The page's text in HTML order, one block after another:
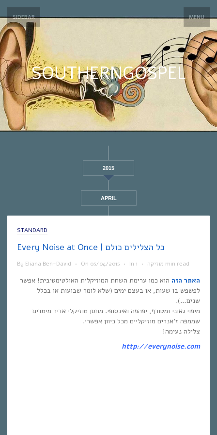
SIDEBAR MENU
SOUTHERNGOSPEL
2015
APRIL
STANDARD
Every Noise at Once | כל הצלילים כולם
By Eliana Ben-David • On 05/04/2015 • In מוזיקה • 1 min read
האתר הזה הוא כמו ערימת השחת המוזיקלית האולטימטיבית! אפשר
לפשפש בו שעות, או בעצם ימים (שלא לומר שבועות או בכלל
שנים…).
מיפוי גאוני ומטורף, יפהפה ואינסופי. מחסן מוזיקלי אדיר מימדים
שממפה ז’אנרים מוזיקליים מכל כיוון אפשרי.
צלילה נעימה!
http://everynoise.com